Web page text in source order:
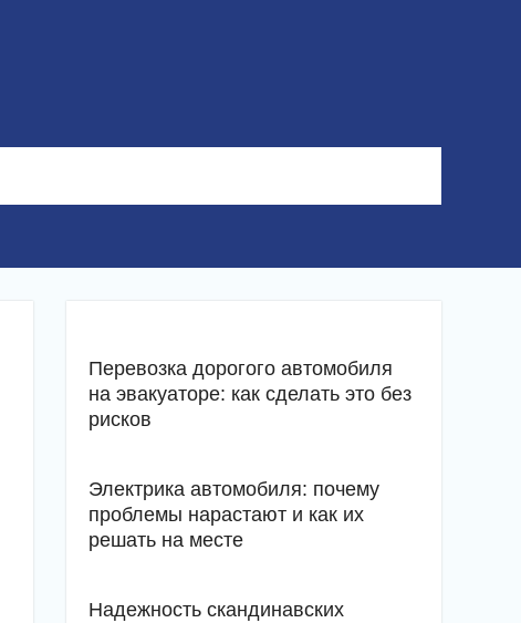
Перевозка дорогого автомобиля
на эвакуаторе: как сделать это без
рисков
Электрика автомобиля: почему
проблемы нарастают и как их
решать на месте
Надежность скандинавских